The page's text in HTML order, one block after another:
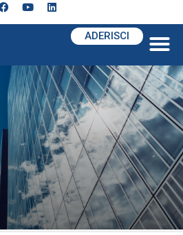
ADERISCI